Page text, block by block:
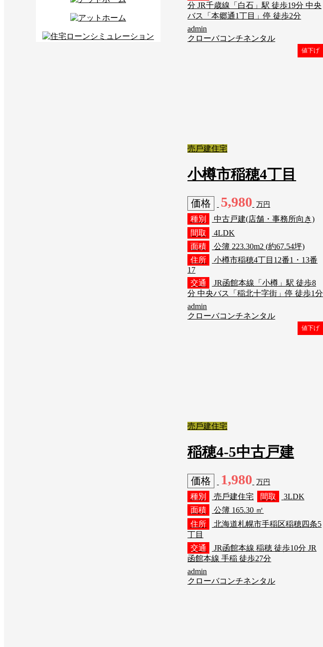
分 JR千歳線「白石」駅 徒歩19分 中央
バス「本郷通1丁目」停 徒歩2分
admin
クローバコンチネンタル
値下げ
売⼾建住宅
小樽市稲穂4丁目
価格 5,980 万円
種別
中古戸建(店舗・事務所向き)
間取
4LDK
面積
公簿 223.30m2 (約67.54坪)
住所
小樽市稲穂4丁目12番1・13番
17
交通
JR函館本線「小樽」駅 徒歩8
分 中央バス「稲北十字街」停 徒歩1分
admin
クローバコンチネンタル
値下げ
売⼾建住宅
稲穂4-5中古戸建
価格 1,980 万円
種別 売戶建住宅 間取
3LDK
面積
公簿 165.30 ㎡
住所
北海道札幌市手稲区稲穂四条5
丁目
交通
JR函館本線 稲穂 徒歩10分 JR
函館本線 手稲 徒歩27分
admin
クローバコンチネンタル